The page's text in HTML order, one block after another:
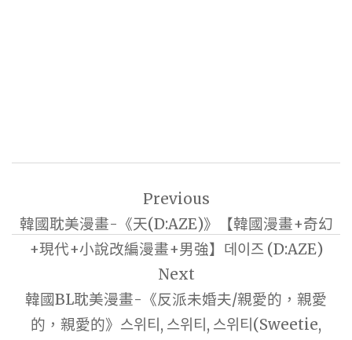
導
Previous
韓國耽美漫畫-《天(D:AZE)》【韓國漫畫+奇幻
+現代+小說改編漫畫+男強】데이즈 (D:AZE)
Next
韓國BL耽美漫畫-《反派未婚夫/親愛的，親愛
的，親愛的》스위티, 스위티, 스위티(Sweetie,